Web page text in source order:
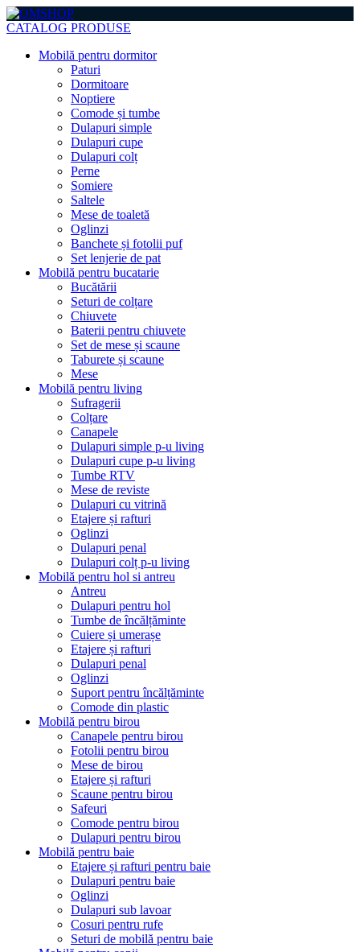
CATALOG PRODUSE
Mobilă pentru dormitor
Paturi
Dormitoare
Noptiere
Comode și tumbe
Dulapuri simple
Dulapuri cupe
Dulapuri colț
Perne
Somiere
Saltele
Mese de toaletă
Oglinzi
Banchete și fotolii puf
Set lenjerie de pat
Mobilă pentru bucatarie
Bucătării
Seturi de colțare
Chiuvete
Baterii pentru chiuvete
Set de mese și scaune
Taburete și scaune
Mese
Mobilă pentru living
Sufragerii
Colțare
Canapele
Dulapuri simple p-u living
Dulapuri cupe p-u living
Tumbe RTV
Mese de reviste
Dulapuri cu vitrină
Etajere și rafturi
Oglinzi
Dulapuri penal
Dulapuri colț p-u living
Mobilă pentru hol si antreu
Antreu
Dulapuri pentru hol
Tumbe de încălțăminte
Cuiere și umerașe
Etajere și rafturi
Dulapuri penal
Oglinzi
Suport pentru încălțăminte
Comode din plastic
Mobilă pentru birou
Canapele pentru birou
Fotolii pentru birou
Mese de birou
Etajere și rafturi
Scaune pentru birou
Safeuri
Comode pentru birou
Dulapuri pentru birou
Mobilă pentru baie
Etajere și rafturi pentru baie
Dulapuri pentru baie
Oglinzi
Dulapuri sub lavoar
Cosuri pentru rufe
Seturi de mobilă pentru baie